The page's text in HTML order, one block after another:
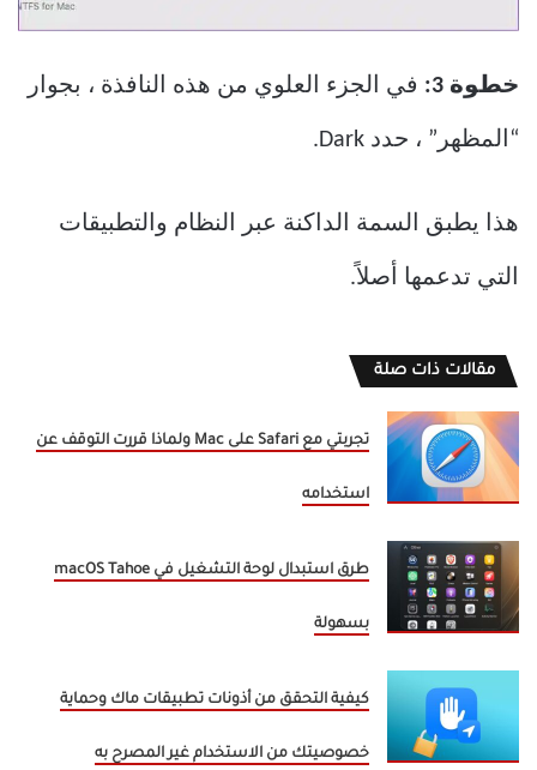
خطوة 3: في الجزء العلوي من هذه النافذة ، بجوار
“المظهر” ، حدد Dark.
هذا يطبق السمة الداكنة عبر النظام والتطبيقات
التي تدعمها أصلاً.
مقالات ذات صلة
تجربتي مع Safari على Mac ولماذا قررت التوقف عن
استخدامه
طرق استبدال لوحة التشغيل في macOS Tahoe
بسهولة
كيفية التحقق من أذونات تطبيقات ماك وحماية
خصوصيتك من الاستخدام غير المصرح به